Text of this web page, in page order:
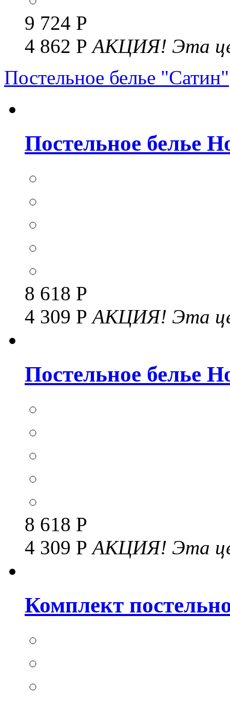
9 724 Р
4 862 РАКЦИЯ! Эта
Постельное белье "Сатин"
Постельное белье
8 618 Р
4 309 РАКЦИЯ! Эта
Постельное белье
8 618 Р
4 309 РАКЦИЯ! Эта
Комплект